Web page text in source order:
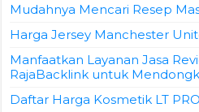
Mudahnya Mencari Resep
Harga Jersey Manchester
Manfaatkan Layanan Jasa
RajaBacklink untuk
Daftar Harga Kosmetik LT